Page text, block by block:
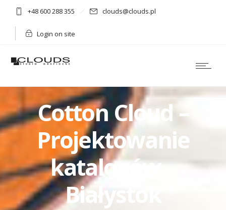
+48 600 288 355 clouds@clouds.pl
Login on site
Cotton Cloud –
Projektowanie
katalogów –
Białystok